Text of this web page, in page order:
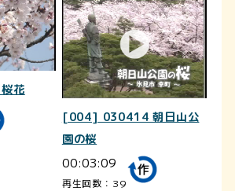
花
[004] 030414 朝日山公
園の桜
00:03:09
再生回数：39